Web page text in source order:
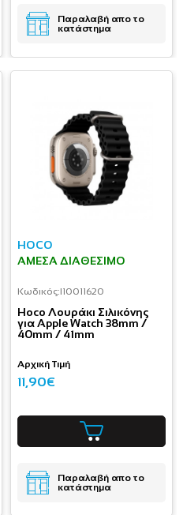
Παραλαβή απο το
κατάστημα
HOCO
ΆΜΕΣΑ ΔΙΑΘΈΣΙΜΟ
Κωδικός:I10011620
Hoco Λουράκι Σιλικόνης
για Apple Watch 38mm /
40mm / 41mm
Αρχική Τιμή
11,90€
Παραλαβή απο το
κατάστημα